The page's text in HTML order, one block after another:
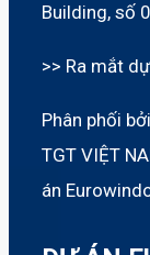
Building, số
>> Ra mắt
Phân phối
TGT VIỆT
án